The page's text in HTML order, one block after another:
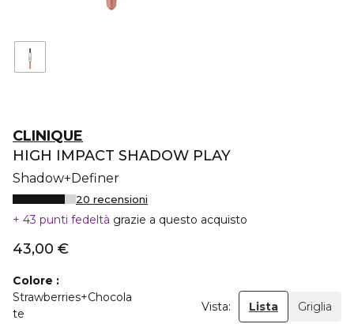
CLINIQUE
HIGH IMPACT SHADOW PLAY
Shadow+Definer
20 recensioni
43 punti fedeltà grazie a questo acquisto
43,00 €
Colore
Strawberries+Chocola
te
Vista: Lista Griglia